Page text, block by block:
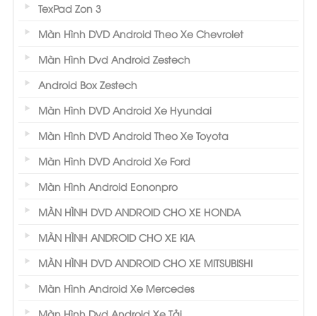
TexPad Zon 3
Màn Hình DVD Android Theo Xe Chevrolet
Màn Hình Dvd Android Zestech
Android Box Zestech
Màn Hình DVD Android Xe Hyundai
Màn Hình DVD Android Theo Xe Toyota
Màn Hình DVD Android Xe Ford
Màn Hình Android Eononpro
MÀN HÌNH DVD ANDROID CHO XE HONDA
MÀN HÌNH ANDROID CHO XE KIA
MÀN HÌNH DVD ANDROID CHO XE MITSUBISHI
Màn Hình Android Xe Mercedes